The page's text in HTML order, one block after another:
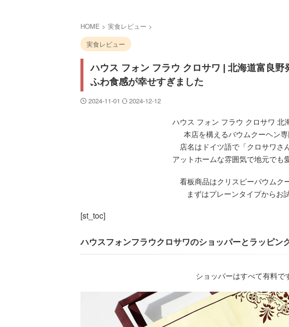
HOME > 実食レビュー >
実食レビュー
ハウス フォン フラウ クロサワ | 北海道富良
ふわ食感が幸せすぎました
2024-11-01 2024-12-12
ハウス フォン フラウ クロサワ 北
本店を構えるバウムクーヘン専
店名はドイツ語で「クロサワさ
アットホームな雰囲気で地元でも
看板商品はクリスピーバウムク
まずはプレーンタイプからお
[st_toc]
ハウスフォンフラウクロサワのショッパーとラッピン
ショッパーはすべて有料で